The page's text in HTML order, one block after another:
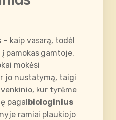
kaip vasarą, todėl
pamokas gamtoje.
mokėsi
jo nustatymą, taigi
kur tyrėme
pagal biologinius
ramiai plaukiojo